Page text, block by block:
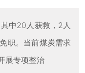
中20人获救，2人
职。当前煤炭需求
展专项整治